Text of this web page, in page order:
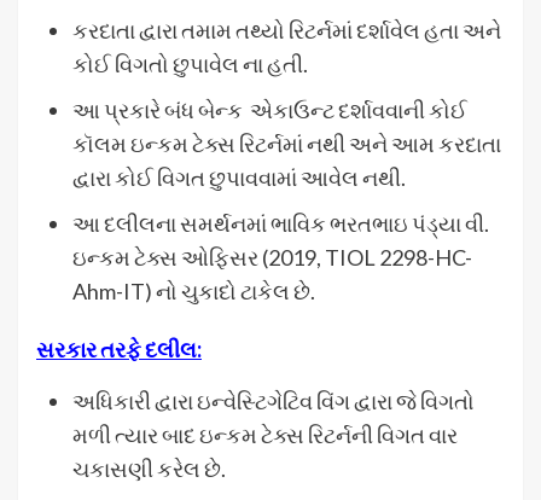
કરદાતા દ્વારા તમામ તથ્યો રિટર્નમાં દર્શાવેલ હતા અને
કોઈ વિગતો છુપાવેલ ના હતી.
આ પ્રકારે બંધ બેન્ક એકાઉન્ટ દર્શાવવાની કોઈ
કૉલમ ઇન્કમ ટેક્સ રિટર્નમાં નથી અને આમ કરદાતા
દ્વારા કોઈ વિગત છુપાવવામાં આવેલ નથી.
આ દલીલના સમર્થનમાં ભાવિક ભરતભાઇ પંડ્યા વી.
ઇન્કમ ટેક્સ ઓફિસર (2019, TIOL 2298-HC-
Ahm-IT) નો ચુકાદો ટાકેલ છે.
સરકાર તરફે દલીલ:
અધિકારી દ્વારા ઇન્વેસ્ટિગેટિવ વિંગ દ્વારા જે વિગતો
મળી ત્યાર બાદ ઇન્કમ ટેક્સ રિટર્નની વિગત વાર
ચકાસણી કરેલ છે.